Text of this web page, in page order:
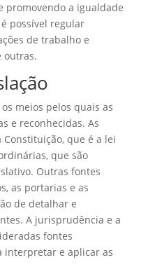
promovendo a igualdade
possível regular
de trabalho e
outras.
meios pelos quais as
e reconhecidas. As
que é a lei
que são
Outras fontes
as portarias e as
de detalhar e
A jurisprudência e a
fontes
interpretar e aplicar as